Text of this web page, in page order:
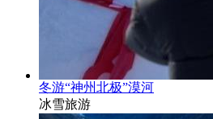
冬游“神州北极”漠河
冰雪旅游